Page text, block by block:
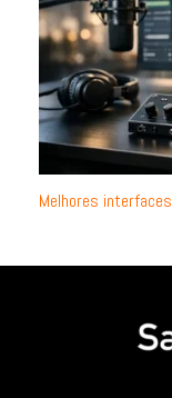
Melhores